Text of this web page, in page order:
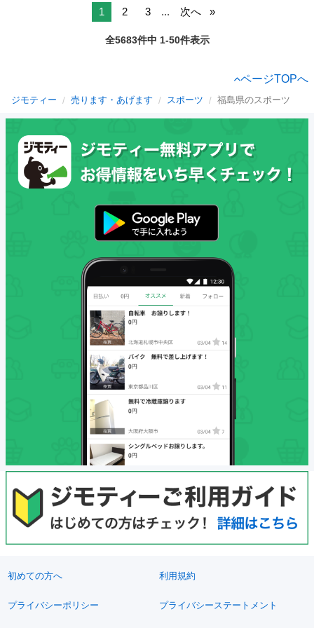
1 2 3 ... 次へ
全5683件中 1-50件表示
ページTOPへ
ジモティー 売ります・あげます スポーツ 福島県のスポーツ
初めての方へ 利用規約
プライバシーポリシー プライバシーステートメント